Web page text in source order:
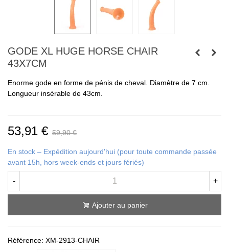
GODE XL HUGE HORSE CHAIR
43X7CM
Enorme gode en forme de pénis de cheval. Diamètre de 7 cm.
Longueur insérable de 43cm.
53,91 € 59,90 €
En stock – Expédition aujourd'hui (pour toute commande passée
avant 15h, hors week-ends et jours fériés)
- +
Ajouter au panier
Référence: XM-2913-CHAIR